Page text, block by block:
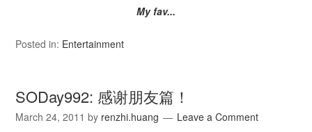
My fav...
Posted in: Entertainment
SODay992: 感谢朋友篇！
March 24, 2011 by renzhi.huang Leave a Comment